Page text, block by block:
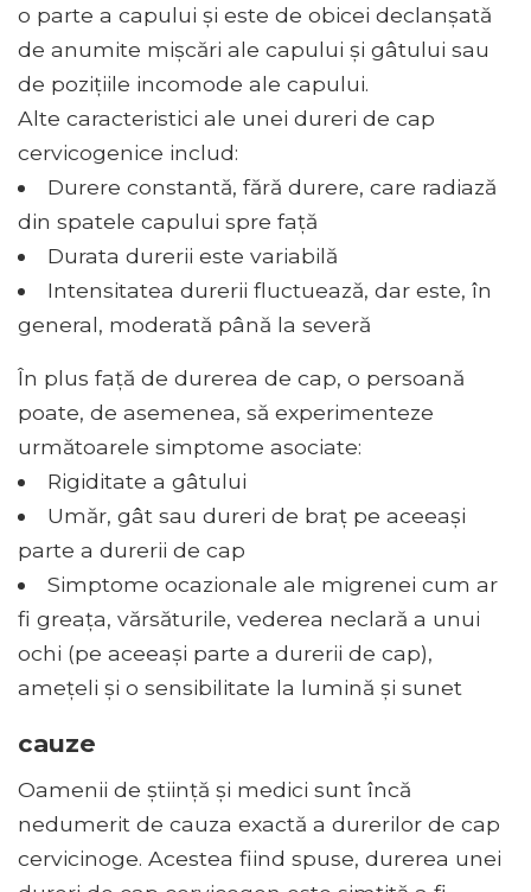
o parte a capului și este de obicei declanșată
de anumite mișcări ale capului și gâtului sau
de pozițiile incomode ale capului.
Alte caracteristici ale unei dureri de cap
cervicogenice includ:
Durere constantă, fără durere, care radiază
din spatele capului spre față
Durata durerii este variabilă
Intensitatea durerii fluctuează, dar este, în
general, moderată până la severă
În plus față de durerea de cap, o persoană
poate, de asemenea, să experimenteze
următoarele simptome asociate:
Rigiditate a gâtului
Umăr, gât sau dureri de braț pe aceeași
parte a durerii de cap
Simptome ocazionale ale migrenei cum ar
fi greața, vărsăturile, vederea neclară a unui
ochi (pe aceeași parte a durerii de cap),
amețeli și o sensibilitate la lumină și sunet
cauze
Oamenii de știință și medici sunt încă
nedumerit de cauza exactă a durerilor de cap
cervicinoge. Acestea fiind spuse, durerea unei